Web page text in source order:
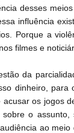
desses
influência
Porque a
filmes e
da
dinheiro, para
os jogos
o
ao